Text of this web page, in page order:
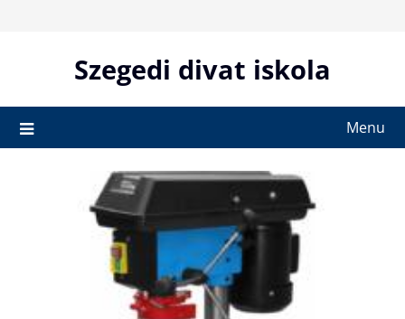
Szegedi divat iskola
Menu